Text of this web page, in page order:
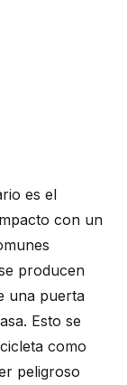
es el
con un
producen
una puerta
Esto se
como
peligroso